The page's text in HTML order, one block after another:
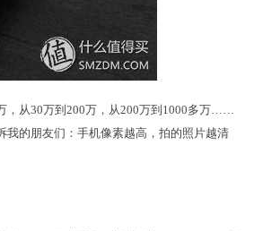
，从30万到200万，从200万到1000多万……
我的朋友们：手机像素越高，拍的照片越清